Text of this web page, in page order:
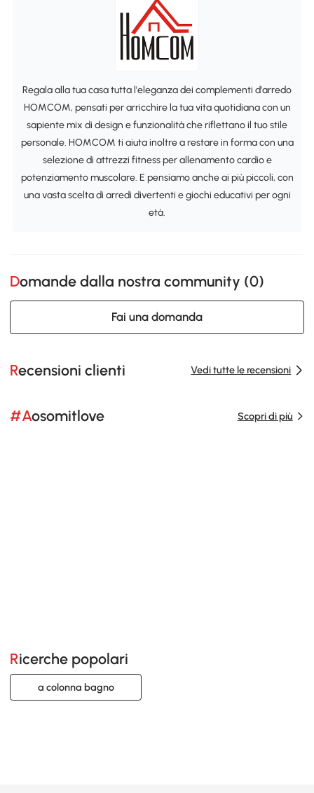
Regala alla tua casa tutta l'eleganza dei complementi d'arredo
HOMCOM, pensati per arricchire la tua vita quotidiana con un
sapiente mix di design e funzionalità che riflettano il tuo stile
personale. HOMCOM ti aiuta inoltre a restare in forma con una
selezione di attrezzi fitness per allenamento cardio e
potenziamento muscolare. E pensiamo anche ai più piccoli, con
una vasta scelta di arredi divertenti e giochi educativi per ogni
età.
Domande dalla nostra community (0)
Fai una domanda
Recensioni clienti Vedi tutte le recensioni
#Aosomitlove Scopri di più
Ricerche popolari
a colonna bagno